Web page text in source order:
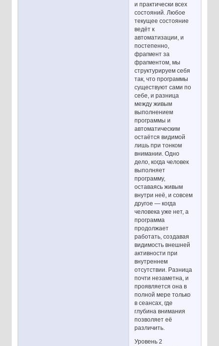
и практически всех
состояний. Любое
текущее состояние
ведёт к
автоматизации, и
постепенно,
фрагмент за
фрагментом, мы
структурируем себя
так, что программы
существуют сами по
себе, и разница
между живым
выполнением
программы и
автоматическим
остаётся видимой
лишь при тонком
внимании. Одно
дело, когда человек
выполняет
программу,
оставаясь живым
внутри неё, и совсем
другое — когда
человека уже нет, а
программа
продолжает
работать, создавая
видимость внешней
активности при
внутреннем
отсутствии. Разница
почти незаметна, и
проявляется она в
полной мере только
в сеансах, где
глубина внимания
позволяет её
различить.
Уровень 2